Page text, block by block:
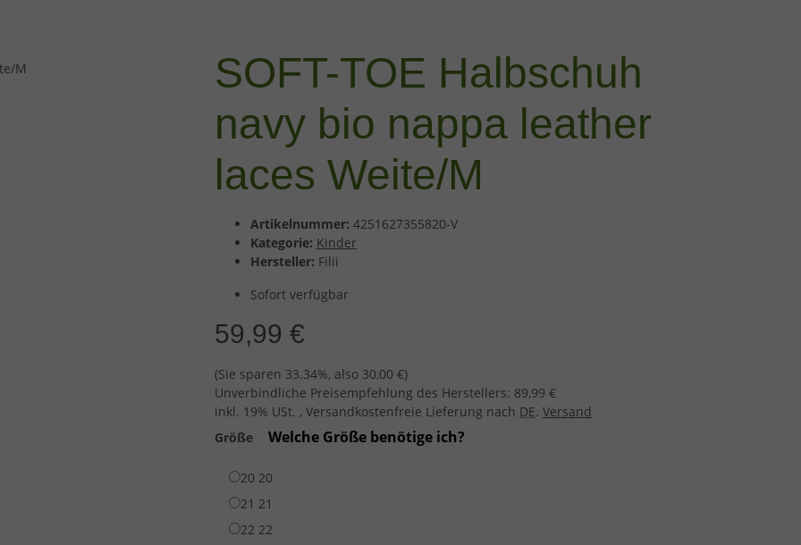
SOFT-TOE Halbschuh
navy bio nappa leather
laces Weite/M
Artikelnummer: 4251627355820-V
Kategorie: Kinder
Hersteller: Filii
Sofort verfügbar
59,99 €
(Sie sparen 33.34%, also 30,00 €)
Unverbindliche Preisempfehlung des Herstellers: 89,99 €
inkl. 19% USt. , Versandkostenfreie Lieferung nach DE. Versand
Größe
Welche Größe benötige ich?
20 20
21 21
22 22